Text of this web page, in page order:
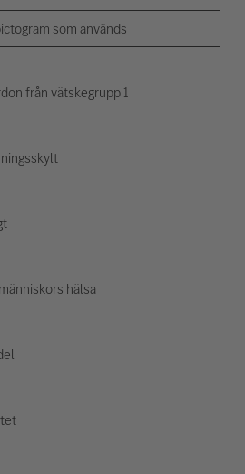
som används
från vätskegrupp 1
hälsa